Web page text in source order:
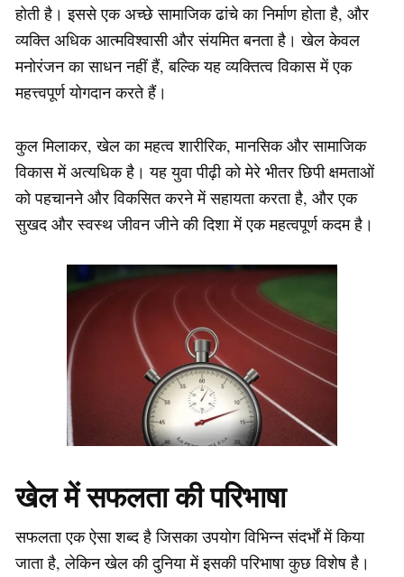
होती है। इससे एक अच्छे सामाजिक ढांचे का निर्माण होता है, और
व्यक्ति अधिक आत्मविश्वासी और संयमित बनता है। खेल केवल
मनोरंजन का साधन नहीं हैं, बल्कि यह व्यक्तित्व विकास में एक
महत्त्वपूर्ण योगदान करते हैं।
कुल मिलाकर, खेल का महत्व शारीरिक, मानसिक और सामाजिक
विकास में अत्यधिक है। यह युवा पीढ़ी को मेरे भीतर छिपी क्षमताओं
को पहचानने और विकसित करने में सहायता करता है, और एक
सुखद और स्वस्थ जीवन जीने की दिशा में एक महत्वपूर्ण कदम है।
खेल में सफलता की परिभाषा
सफलता एक ऐसा शब्द है जिसका उपयोग विभिन्न संदर्भों में किया
जाता है, लेकिन खेल की दुनिया में इसकी परिभाषा कुछ विशेष है।